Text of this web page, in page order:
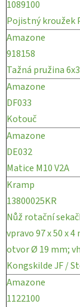
1089100
Pojistný kroužek
Amazone
918158
Tažná pružina
Amazone
DF033
Kotouč
Amazone
DE032
Matice M10 V2A
Kramp
13800025KR
Nůž rotační
vpravo 97 x 50 x 4
otvor Ø 19 mm;
Kongskilde JF /
Amazone
1122100